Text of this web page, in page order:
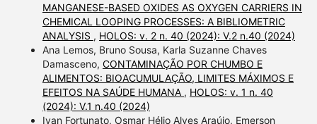
MANGANESE-BASED OXIDES AS OXYGEN CARRIERS IN
CHEMICAL LOOPING PROCESSES: A BIBLIOMETRIC
ANALYSIS , HOLOS: v. 2 n. 40 (2024): V.2 n.40 (2024)
Ana Lemos, Bruno Sousa, Karla Suzanne Chaves
Damasceno, CONTAMINAÇÃO POR CHUMBO E
ALIMENTOS: BIOACUMULAÇÃO, LIMITES MÁXIMOS E
EFEITOS NA SAÚDE HUMANA , HOLOS: v. 1 n. 40
(2024): V.1 n.40 (2024)
Ivan Fortunato, Osmar Hélio Alves Araújo, Emerson